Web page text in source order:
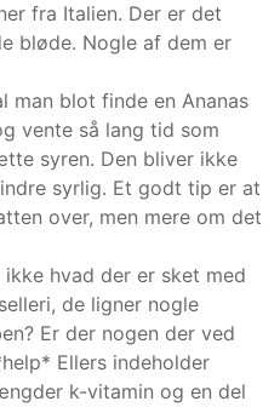
fra Italien. Der er det
bløde. Nogle af dem er
man blot finde en Ananas
vente så lang tid som
syren. Den bliver ikke
syrlig. Et godt tip er at
over, men mere om det
hvad der er sket med
de ligner nogle
Er der nogen der ved
Ellers indeholder
k-vitamin og en del